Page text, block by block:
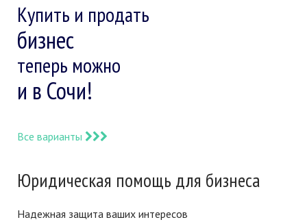
Купить и продать
бизнес
теперь можно
и в Сочи!
Все варианты
Юридическая помощь для бизнеса
Надежная защита ваших интересов